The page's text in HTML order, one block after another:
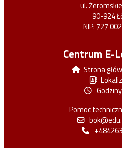
ul.
90-924
NIP: 727
Centrum E-
Strona
Pomoc